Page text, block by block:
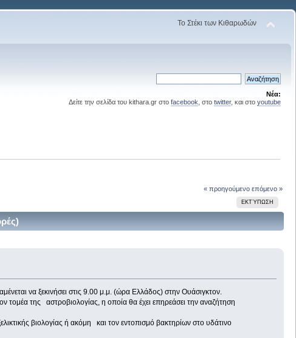
Το Στέκι των Κιθαρωδών
Νέα:
Δείτε την σελίδα του kithara.gr στο facebook , στο twitter, και στο youtube
« προηγούμενο επόμενο »
ΕΚΤΎΠΩΣΗ
να ξεκινήσει στις 9.00 μ.μ. (ώρα Ελλάδος) στην Ουάσιγκτον.
της αστροβιολογίας, η οποία θα έχει επηρεάσει την αναζήτηση
βιολογίας ή ακόμη και τον εντοπισμό βακτηρίων στο υδάτινο